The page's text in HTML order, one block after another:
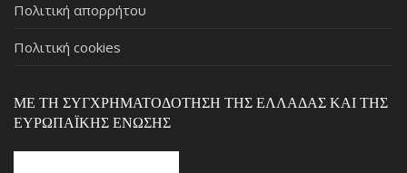
Πολιτική απορρήτου
Πολιτική cookies
ΜΕ ΤΗ ΣΥΓΧΡΗΜΑΤΟΔΌΤΗΣΗ ΤΗΣ ΕΛΛΆΔΑΣ ΚΑΙ ΤΗΣ
ΕΥΡΩΠΑΪΚΉΣ ΈΝΩΣΗΣ